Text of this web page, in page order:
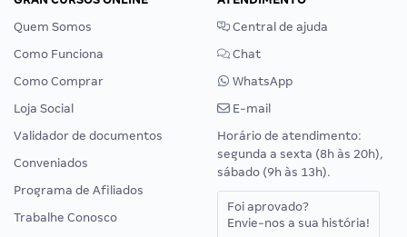
Quem Somos
Como Funciona
Como Comprar
Loja Social
Validador de documentos
Conveniados
Programa de Afiliados
Trabalhe Conosco
Central de ajuda
Chat
WhatsApp
E-mail
Horário de atendimento:
segunda a sexta (8h às 20h),
sábado (9h às 13h).
Foi aprovado?
Envie-nos a sua história!